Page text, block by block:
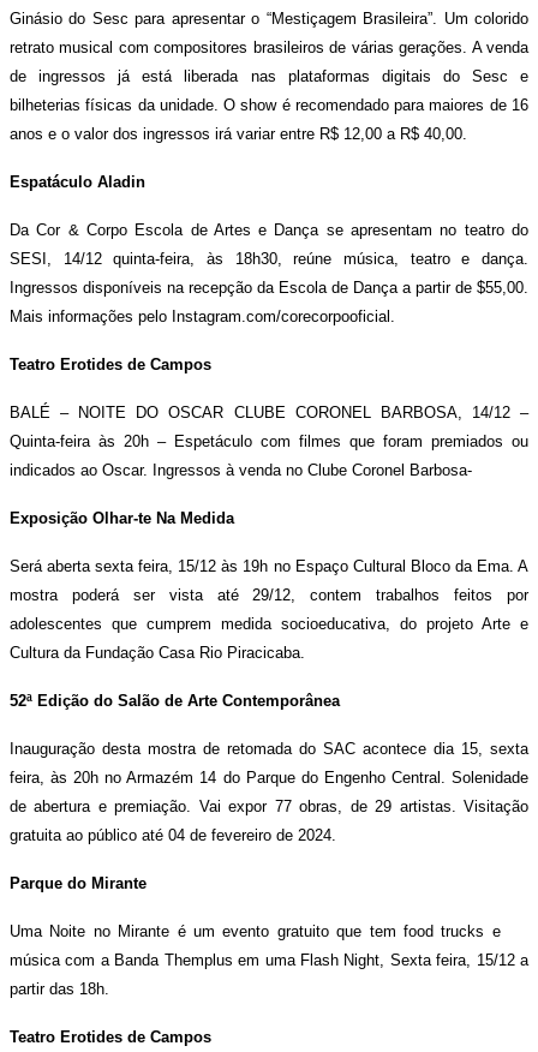
Ginásio do Sesc para apresentar o “Mestiçagem Brasileira”. Um colorido
retrato musical com compositores brasileiros de várias gerações. A venda
de ingressos já está liberada nas plataformas digitais do Sesc e
bilheterias físicas da unidade. O show é recomendado para maiores de 16
anos e o valor dos ingressos irá variar entre R$ 12,00 a R$ 40,00.
Espatáculo Aladin
Da Cor & Corpo Escola de Artes e Dança se apresentam no teatro do
SESI, 14/12 quinta-feira, às 18h30, reúne música, teatro e dança.
Ingressos disponíveis na recepção da Escola de Dança a partir de $55,00.
Mais informações pelo Instagram.com/corecorpooficial.
Teatro Erotides de Campos
BALÉ – NOITE DO OSCAR CLUBE CORONEL BARBOSA, 14/12 –
Quinta-feira às 20h – Espetáculo com filmes que foram premiados ou
indicados ao Oscar. Ingressos à venda no Clube Coronel Barbosa-
Exposição Olhar-te Na Medida
Será aberta sexta feira, 15/12 às 19h no Espaço Cultural Bloco da Ema. A
mostra poderá ser vista até 29/12, contem trabalhos feitos por
adolescentes que cumprem medida socioeducativa, do projeto Arte e
Cultura da Fundação Casa Rio Piracicaba.
52ª Edição do Salão de Arte Contemporânea
Inauguração desta mostra de retomada do SAC acontece dia 15, sexta
feira, às 20h no Armazém 14 do Parque do Engenho Central. Solenidade
de abertura e premiação. Vai expor 77 obras, de 29 artistas. Visitação
gratuita ao público até 04 de fevereiro de 2024.
Parque do Mirante
Uma Noite no Mirante é um evento gratuito que tem food trucks e
música com a Banda Themplus em uma Flash Night, Sexta feira, 15/12 a
partir das 18h.
Teatro Erotides de Campos